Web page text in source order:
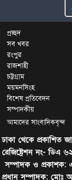
প্রচ্ছদ
সব খবর
রংপুর
রাজশাহী
চট্টগ্রাম
ময়মনসিংহ
বিশেষ প্রতিবেদন
সম্পাদকীয়
আমাদের সাংবাদিকবৃন্দ
ঢাকা থেকে প্রকাশিত
রেজিষ্ট্রেশন নং- ডিএ
সম্পাদক ও প্রকাশক:
প্রধান সম্পাদক: